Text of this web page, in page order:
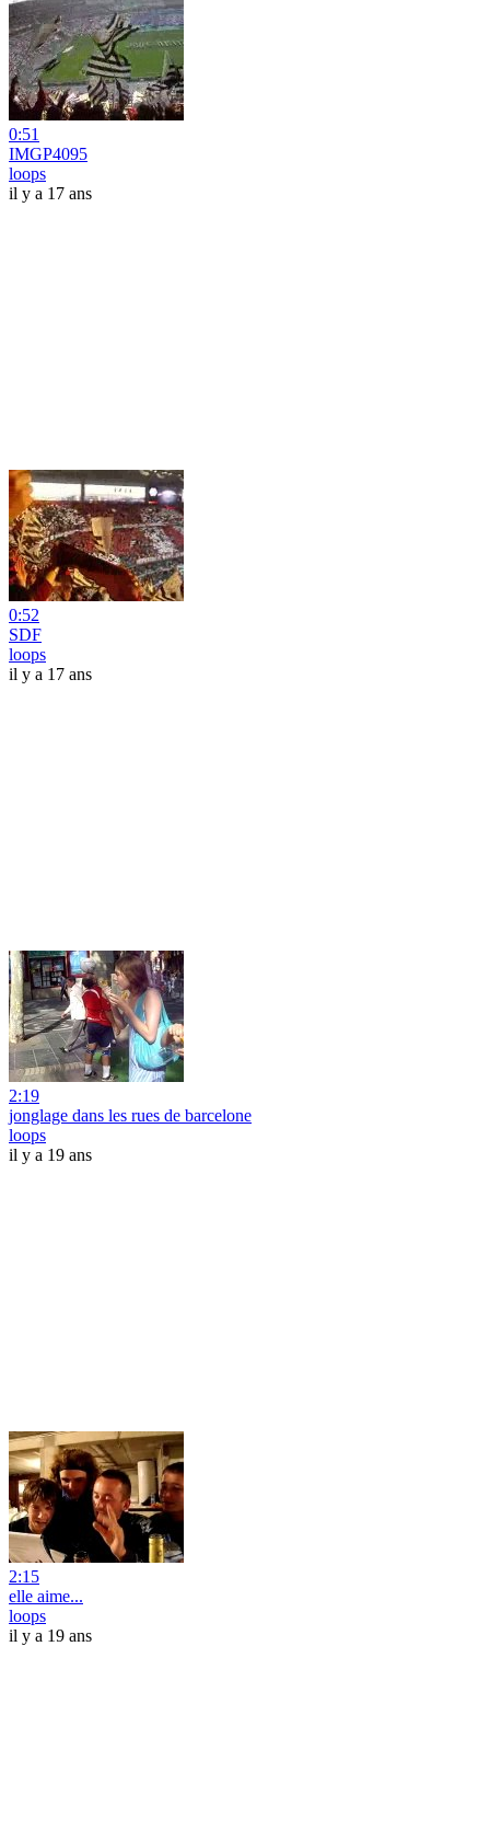
0:51
IMGP4095
loops
il y a 17 ans
0:52
SDF
loops
il y a 17 ans
2:19
jonglage dans les rues de barcelone
loops
il y a 19 ans
2:15
elle aime...
loops
il y a 19 ans